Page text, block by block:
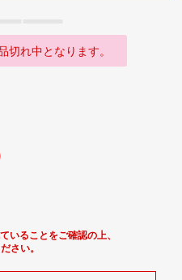
切れ中となります。
いることをご確認の上、
さい。